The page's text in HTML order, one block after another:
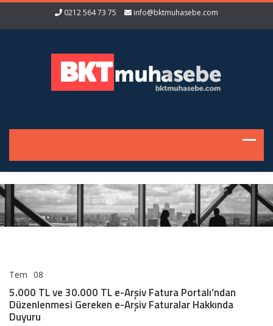
0212 564 73 75 info@bktmuhasebe.com
Tem 08
ve
30.000
5.000 TL ve 30.000 TL e-Arşiv Fatura Portalı’ndan
Düzenlenmesi Gereken e-Arşiv Faturalar Hakkında
Duyuru